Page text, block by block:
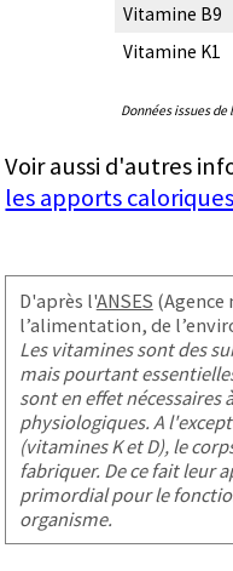
Vitamine B9
Vitamine K1
Données issues
Voir aussi d'autres
les apports caloriques
D'après l'ANSES (Agence
l’alimentation, de
Les vitamines sont des
mais pourtant
sont en effet nécessaires
physiologiques. A
(vitamines K et D), le
fabriquer. De ce fait leur
primordial pour le
organisme.